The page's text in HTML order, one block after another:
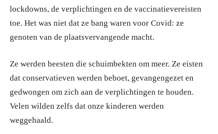
lockdowns, de verplichtingen en de vaccinatievereisten
toe. Het was niet dat ze bang waren voor Covid: ze
genoten van de plaatsvervangende macht.
Ze werden beesten die schuimbekten om meer. Ze eisten
dat conservatieven werden beboet, gevangengezet en
gedwongen om zich aan de verplichtingen te houden.
Velen wilden zelfs dat onze kinderen werden
weggehaald.